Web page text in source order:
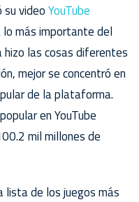
su videoYouTube
lo más importante del
hizo las cosas diferentes
mejor se concentró en
de la plataforma.
en YouTube
mil millones de
lista de los juegos más